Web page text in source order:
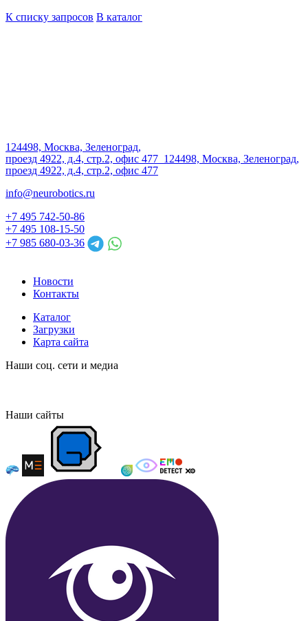
К списку запросов В каталог
124498, Москва, Зеленоград,
проезд 4922, д.4, стр.2, офис 477 124498, Москва, Зеленоград,
проезд 4922, д.4, стр.2, офис 477
info@neurobotics.ru
+7 495 742-50-86
+7 495 108-15-50
+7 985 680-03-36
Новости
Контакты
Каталог
Загрузки
Карта сайта
Наши соц. сети и медиа
Наши сайты